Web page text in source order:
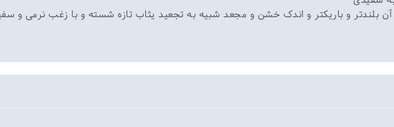
بلندتر و باریکتر و اندک خشن و مجعد شبیه به تجعید یثاب تازه شسته و با زغب نرمی و